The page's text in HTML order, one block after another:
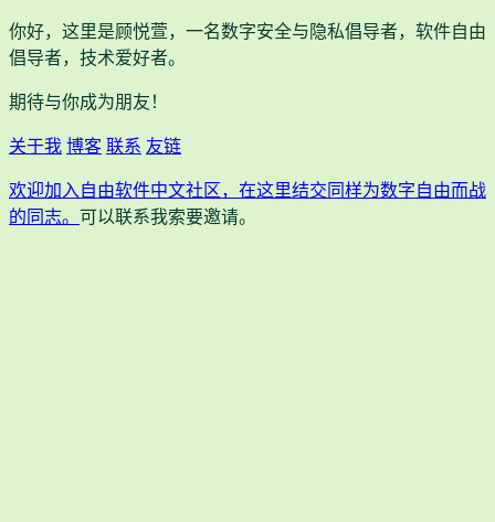
你好，这里是顾悦萱，一名数字安全与隐私倡导者，软件自由
倡导者，技术爱好者。
期待与你成为朋友！
关于我博客联系 友链
欢迎加入自由软件中文社区，在这里结交同样为数字自由而战
的同志。 可以联系我索要邀请。